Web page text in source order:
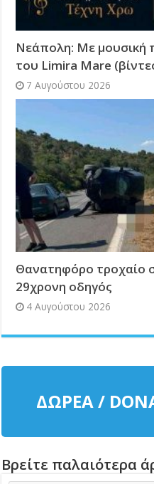
Νεάπολη: Με μουσική
του Limira Mare
7 Αυγούστου 2026
Θανατηφόρο τροχαίο
29χρονη οδηγός
4 Αυγούστου 2026
ΔΩΡΕΑ /
Βρείτε παλαιότερα